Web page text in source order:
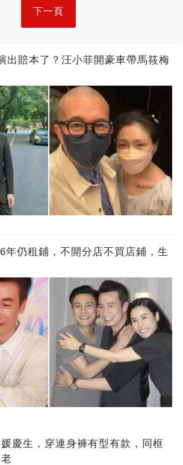
下一頁
出賠本了？汪小菲開豪車帶馬筱梅
年仍租鋪，不開分店不買店鋪，生
慶生，穿連身褲有型有款，同框